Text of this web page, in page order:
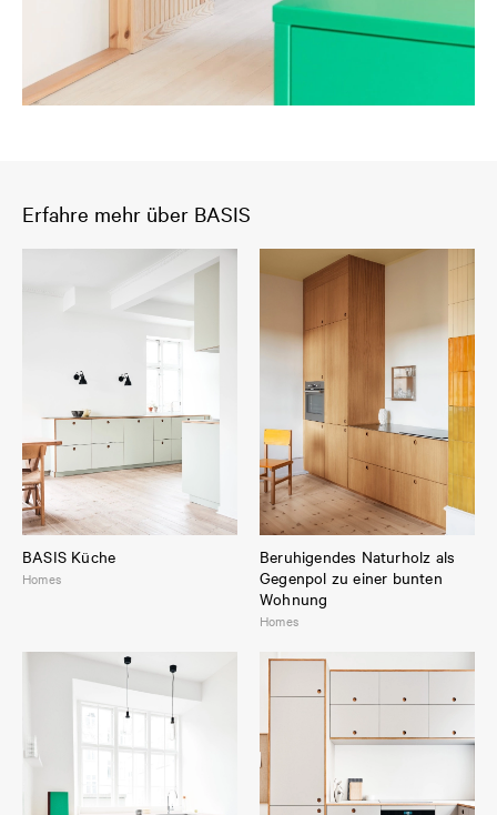
Erfahre mehr über BASIS
BASIS Küche
Homes
Beruhigendes Naturholz als
Gegenpol zu einer bunten
Wohnung
Homes